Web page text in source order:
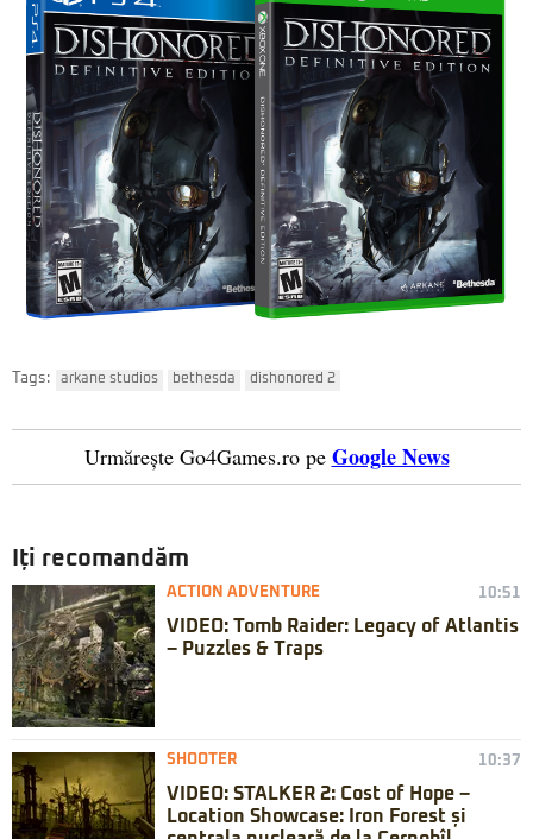
Tags: arkane studios bethesda dishonored 2
Urmărește Go4Games.ro pe Google News
Iți recomandăm
ACTION ADVENTURE 10:51
VIDEO: Tomb Raider: Legacy of Atlantis
– Puzzles & Traps
SHOOTER 10:37
VIDEO: STALKER 2: Cost of Hope –
Location Showcase: Iron Forest și